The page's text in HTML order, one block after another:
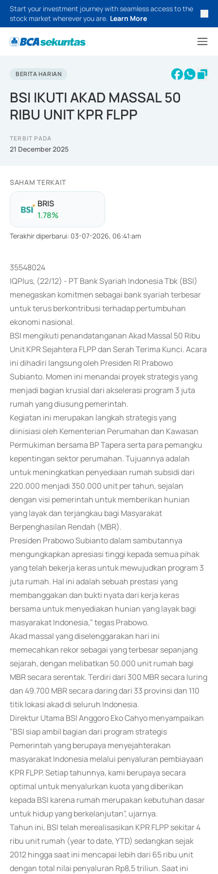
Start your investment journey with seamless access to the
stock market wherever you are. Learn More
BERITA HARIAN
BSI IKUTI AKAD MASSAL 50
RIBU UNIT KPR FLPP
TERBIT PADA
21 December 2025
SAHAM TERKAIT
BRIS
1.78%
Terakhir diperbarui: 03-07-2026, 06:41:am
35548024
IQPlus, (22/12) - PT Bank Syariah Indonesia Tbk (BSI)
menegaskan komitmen sebagai bank syariah terbesar
untuk terus berkontribusi terhadap pertumbuhan
ekonomi nasional.
BSI mengikuti penandatanganan Akad Massal 50 Ribu
Unit KPR Sejahtera FLPP dan Serah Terima Kunci. Acara
ini dihadiri langsung oleh Presiden RI Prabowo
Subianto. Momen ini menandai proyek strategis yang
menjadi bagian krusial dari akselerasi program 3 juta
rumah yang diusung pemerintah.
Kegiatan ini merupakan langkah strategis yang
diinisiasi oleh Kementerian Perumahan dan Kawasan
Permukiman bersama BP Tapera serta para pemangku
kepentingan sektor perumahan. Tujuannya adalah
untuk meningkatkan penyediaan rumah subsidi dari
220.000 menjadi 350.000 unit per tahun, sejalan
dengan visi pemerintah untuk memberikan hunian
yang layak dan terjangkau bagi Masyarakat
Berpenghasilan Rendah (MBR).
Presiden Prabowo Subianto dalam sambutannya
mengungkapkan apresiasi tinggi kepada semua pihak
yang telah bekerja keras untuk mewujudkan program 3
juta rumah. Hal ini adalah sebuah prestasi yang
membanggakan dan bukti nyata dari kerja keras
bersama untuk menyediakan hunian yang layak bagi
masyarakat Indonesia," tegas Prabowo.
Akad massal yang diselenggarakan hari ini
memecahkan rekor sebagai yang terbesar sepanjang
sejarah, dengan melibatkan 50.000 unit rumah bagi
MBR secara serentak. Terdiri dari 300 MBR secara luring
dan 49.700 MBR secara daring dari 33 provinsi dan 110
titik lokasi akad di seluruh Indonesia.
Direktur Utama BSI Anggoro Eko Cahyo menyampaikan
"BSI siap ambil bagian dari program strategis
Pemerintah yang berupaya menyejahterakan
masyarakat Indonesia melalui penyaluran pembiayaan
KPR FLPP. Setiap tahunnya, kami berupaya secara
optimal untuk menyalurkan kuota yang diberikan
kepada BSI karena rumah merupakan kebutuhan dasar
untuk hidup yang berkelanjutan", ujarnya.
Tahun ini, BSI telah merealisasikan KPR FLPP sekitar 4
ribu unit rumah (year to date, YTD) sedangkan sejak
2012 hingga saat ini mencapai lebih dari 65 ribu unit
dengan total nilai penyaluran Rp8,5 triliun. Saat ini